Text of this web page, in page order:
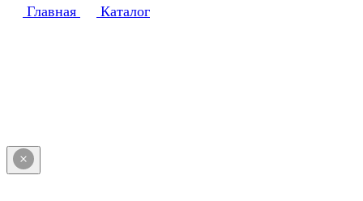
Главная
Каталог